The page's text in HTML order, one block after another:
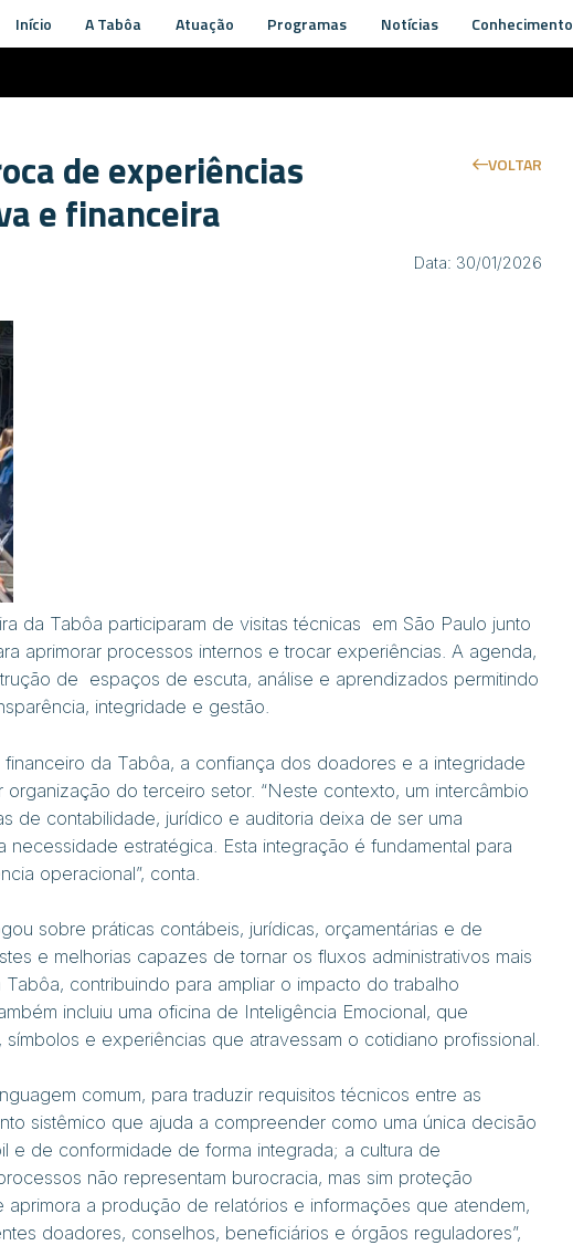
Início A Tabôa Atuação Programas Notícias Conhecimento
de experiências
e financeira
VOLTAR
Data: 30/01/2026
da Tabôa participaram de visitas técnicas em São Paulo junto
aprimorar processos internos e trocar experiências. A agenda,
de espaços de escuta, análise e aprendizados permitindo
integridade e gestão.
da Tabôa, a confiança dos doadores e a integridade
do terceiro setor. “Neste contexto, um intercâmbio
de contabilidade, jurídico e auditoria deixa de ser uma
necessidade estratégica. Esta integração é fundamental para
operacional”, conta.
sobre práticas contábeis, jurídicas, orçamentárias e de
e melhorias capazes de tornar os fluxos administrativos mais
contribuindo para ampliar o impacto do trabalho
incluiu uma oficina de Inteligência Emocional, que
e experiências que atravessam o cotidiano profissional.
comum, para traduzir requisitos técnicos entre as
sistêmico que ajuda a compreender como uma única decisão
e de conformidade de forma integrada; a cultura de
não representam burocracia, mas sim proteção
a produção de relatórios e informações que atendem,
doadores, conselhos, beneficiários e órgãos reguladores”,